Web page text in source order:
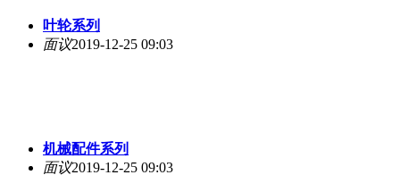
叶轮系列
面议2019-12-25 09:03
机械配件系列
面议2019-12-25 09:03